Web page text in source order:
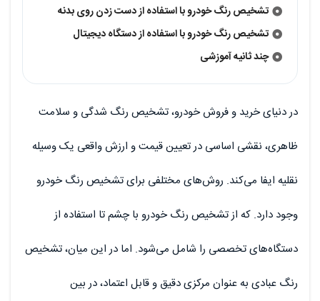
تشخیص رنگ خودرو با استفاده از دست زدن روی بدنه
تشخیص رنگ خودرو با استفاده از دستگاه دیجیتال
چند ثانیه آموزشی
در دنیای خرید و فروش خودرو، تشخیص رنگ شدگی و سلامت
ظاهری، نقشی اساسی در تعیین قیمت و ارزش واقعی یک وسیله
نقلیه ایفا می‌کند. روش‌های مختلفی برای تشخیص رنگ خودرو
وجود دارد. که از تشخیص رنگ خودرو با چشم تا استفاده از
دستگاه‌های تخصصی را شامل می‌شود. اما در این میان، تشخیص
رنگ عبادی به عنوان مرکزی دقیق و قابل اعتماد، در بین